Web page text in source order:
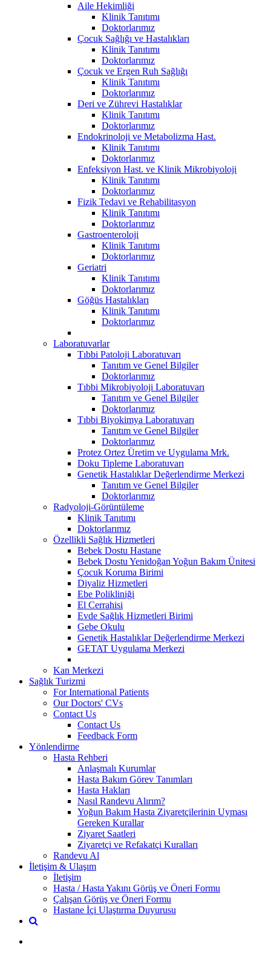
Aile Hekimliği
Klinik Tanıtımı
Doktorlarımız
Çocuk Sağlığı ve Hastalıkları
Klinik Tanıtımı
Doktorlarımız
Çocuk ve Ergen Ruh Sağlığı
Klinik Tanıtımı
Doktorlarımız
Deri ve Zührevi Hastalıklar
Klinik Tanıtımı
Doktorlarımız
Endokrinoloji ve Metabolizma Hast.
Klinik Tanıtımı
Doktorlarımız
Enfeksiyon Hast. ve Klinik Mikrobiyoloji
Klinik Tanıtımı
Doktorlarımız
Fizik Tedavi ve Rehabilitasyon
Klinik Tanıtımı
Doktorlarımız
Gastroenteroloji
Klinik Tanıtımı
Doktorlarımız
Geriatri
Klinik Tanıtımı
Doktorlarımız
Göğüs Hastalıkları
Klinik Tanıtımı
Doktorlarımız
Laboratuvarlar
Tıbbi Patoloji Laboratuvarı
Tanıtım ve Genel Bilgiler
Doktorlarımız
Tıbbi Mikrobiyoloji Laboratuvarı
Tanıtım ve Genel Bilgiler
Doktorlarımız
Tıbbi Biyokimya Laboratuvarı
Tanıtım ve Genel Bilgiler
Doktorlarımız
Protez Ortez Üretim ve Uygulama Mrk.
Doku Tipleme Laboratuvarı
Genetik Hastalıklar Değerlendirme Merkezi
Tanıtım ve Genel Bilgiler
Doktorlarımız
Radyoloji-Görüntüleme
Klinik Tanıtımı
Doktorlarımız
Özellikli Sağlık Hizmetleri
Bebek Dostu Hastane
Bebek Dostu Yenidoğan Yoğun Bakım Ünitesi
Çocuk Koruma Birimi
Diyaliz Hizmetleri
Ebe Polikliniği
El Cerrahisi
Evde Sağlık Hizmetleri Birimi
Gebe Okulu
Genetik Hastalıklar Değerlendirme Merkezi
GETAT Uygulama Merkezi
Kan Merkezi
Sağlık Turizmi
For International Patients
Our Doctors' CVs
Contact Us
Contact Us
Feedback Form
Yönlendirme
Hasta Rehberi
Anlaşmalı Kurumlar
Hasta Bakım Görev Tanımları
Hasta Hakları
Nasıl Randevu Alırım?
Yoğun Bakım Hasta Ziyaretçilerinin Uyması
Gereken Kurallar
Ziyaret Saatleri
Ziyaretçi ve Refakatçi Kuralları
Randevu Al
İletişim & Ulaşım
İletişim
Hasta / Hasta Yakını Görüş ve Öneri Formu
Çalışan Görüş ve Öneri Formu
Hastane İçi Ulaştırma Duyurusu